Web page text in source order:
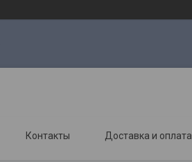
Контакты Доставка и оплата